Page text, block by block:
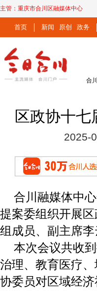
主管： 重庆市合川区融媒体中心
首页 新闻 原创 政务
合
区政协十
2025-
合川融媒体中
提案委组织开展
组成员、副主席李
本次会议共收
治理、教育医疗
协委员对区域经